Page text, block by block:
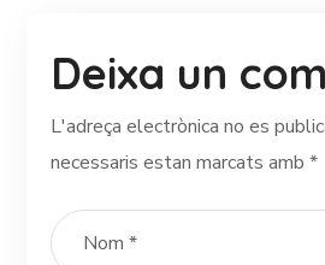
Deixa un
L'adreça electrònica no es
necessaris estan marcats amb*